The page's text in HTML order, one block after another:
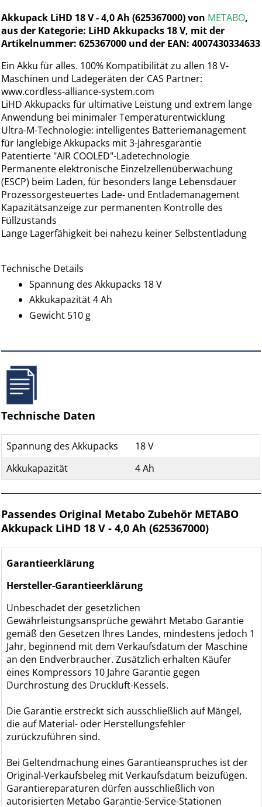
Akkupack LiHD 18 V - 4,0 Ah (625367000) von METABO,
aus der Kategorie: LiHD Akkupacks 18 V, mit der
Artikelnummer: 625367000 und der EAN: 4007430334633
Ein Akku für alles. 100% Kompatibilität zu allen 18 V-
Maschinen und Ladegeräten der CAS Partner:
www.cordless-alliance-system.com
LiHD Akkupacks für ultimative Leistung und extrem lange
Anwendung bei minimaler Temperaturentwicklung
Ultra-M-Technologie: intelligentes Batteriemanagement
für langlebige Akkupacks mit 3-Jahresgarantie
Patentierte "AIR COOLED"-Ladetechnologie
Permanente elektronische Einzelzellenüberwachung
(ESCP) beim Laden, für besonders lange Lebensdauer
Prozessorgesteuertes Lade- und Entlademanagement
Kapazitätsanzeige zur permanenten Kontrolle des
Füllzustands
Lange Lagerfähigkeit bei nahezu keiner Selbstentladung
Technische Details
Spannung des Akkupacks 18 V
Akkukapazität 4 Ah
Gewicht 510 g
Technische Daten
Spannung des Akkupacks
18 V
Akkukapazität
4 Ah
Passendes Original Metabo Zubehör METABO
Akkupack LiHD 18 V - 4,0 Ah (625367000)
Garantieerklärung
Hersteller-Garantieerklärung
Unbeschadet der gesetzlichen
Gewährleistungsansprüche gewährt Metabo Garantie
gemäß den Gesetzen Ihres Landes, mindestens jedoch 1
Jahr, beginnend mit dem Verkaufsdatum der Maschine
an den Endverbraucher. Zusätzlich erhalten Käufer
eines Kompressors 10 Jahre Garantie gegen
Durchrostung des Druckluft-Kessels.
Die Garantie erstreckt sich ausschließlich auf Mängel,
die auf Material- oder Herstellungsfehler
zurückzuführen sind.
Bei Geltendmachung eines Garantieanspruches ist der
Original-Verkaufsbeleg mit Verkaufsdatum beizufügen.
Garantiereparaturen dürfen ausschließlich von
autorisierten Metabo Garantie-Service-Stationen